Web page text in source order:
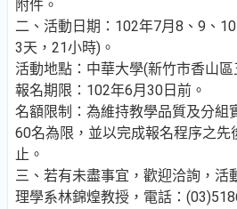
附件。
二、活動日期：102年7月8、9、
3天，21小時)。
活動地點：中華大學(新竹市香山區
報名期限：102年6月30日前。
名額限制：為維持教學品質及分組
60名為限，並以完成報名程序之先
止。
三、若有未盡事宜，歡迎洽詢，活
理學系林錦煌教授，電話：